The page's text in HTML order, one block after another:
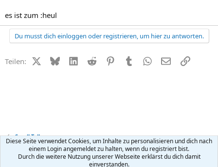
es ist zum :heul
Du musst dich einloggen oder registrieren, um hier zu antworten.
Teilen: X (Twitter)
BlueskyLinkedIn
Reddit PinterestTumblr WhatsApp
E-MailLink
Small Talk
Kontakt Nutzungsbedingungen Datenschutz Hilfe
R
Diese Seite verwendet Cookies, um Inhalte zu personalisieren und dich nach
einem Login angemeldet zu halten, wenn du registriert bist.
Durch die weitere Nutzung unserer Webseite erklärst du dich damit
einverstanden.